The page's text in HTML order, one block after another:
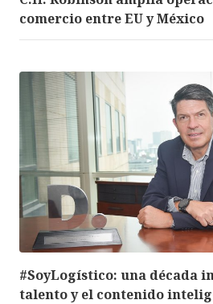
comercio entre EU y México
#SoyLogístico: una década
talento y el contenido